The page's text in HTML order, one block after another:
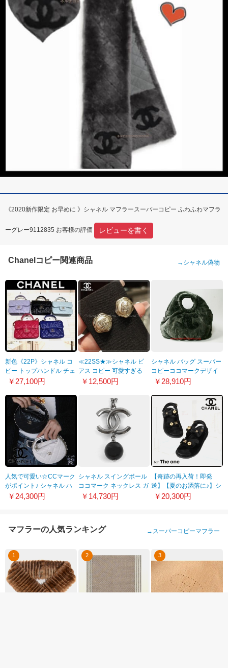
《2020新作限定 お早めに 》シャネル マフラースーパーコピー ふわふわマフラ
ーグレー9112835 お客様の評価 レビューを書く
Chanelコピー関連商品 → シャネル偽物
新色《22P》シャネル コ
ピー トップハンドル チェ
ーンミニバッグAP2200
￥27,100円
≪22SS★≫シャネル ピ
アス コピー 可愛すぎる
ギフトに キラキラ
￥12,500円
シャネル バッグ スーパー
コピーココマークデザイ
ン 2wayファーバッグ
￥28,910円
人気で可愛い☆CCマーク
がポイント♪ シャネル ハ
ンドバッグ 偽物 AP3095
￥24,300円
シャネル スイングボール
ココマーク ネックレス ガ
ンメタ＆ブラック
￥14,730円
【奇跡の再入荷！即発
送】【夏のお洒落に♪】シ
ャネル サンダル スーパー
￥20,300円
マフラーの人気ランキング → スーパーコピーマフラー
1 2 3